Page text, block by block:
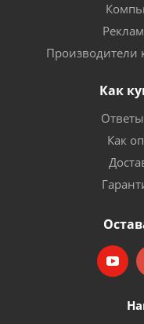
Производители
Как
Как